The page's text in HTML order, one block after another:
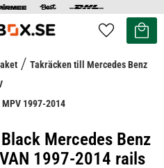
Favoriter
Kundvagn
Takräcken till Mercedes Benz
MPV 1997-2014
Mercedes Benz
1997-2014 rails